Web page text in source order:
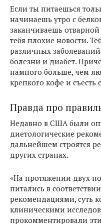
Если ты питаешься
начинаешь утро с
заканчиваешь
тебя плохие новости.
различных
болезни и диабет.
намного больше, чем
крепкого кофе и съесть
Правда про
Недавно в США были
диетологические
дальнейшем строятся
других странах.
«На протяжении двух
питались в
рекомендациями, суть
клиническими
прокомментировали